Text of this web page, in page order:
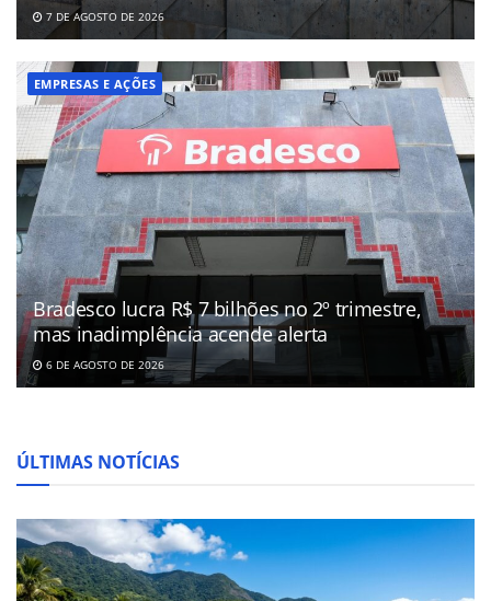
7 DE AGOSTO DE 2026
EMPRESAS E AÇÕES
Bradesco lucra R$ 7 bilhões no 2º trimestre,
mas inadimplência acende alerta
6 DE AGOSTO DE 2026
ÚLTIMAS NOTÍCIAS